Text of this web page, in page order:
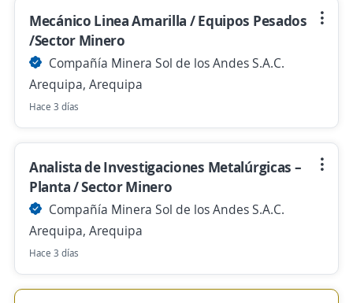
Mecánico Linea Amarilla / Equipos Pesados
/Sector Minero
Compañía Minera Sol de los Andes S.A.C.
Arequipa, Arequipa
Hace 3 días
Analista de Investigaciones Metalúrgicas –
Planta / Sector Minero
Compañía Minera Sol de los Andes S.A.C.
Arequipa, Arequipa
Hace 3 días